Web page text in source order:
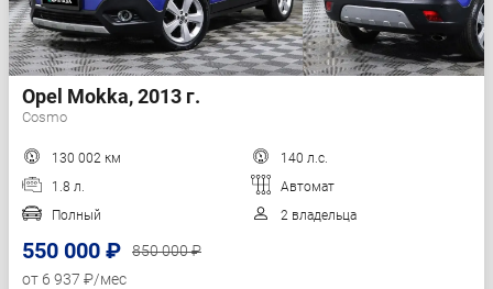
Opel Mokka, 2013 г.
Cosmo
130 002 км
140 л.с.
1.8 л.
Автомат
Полный
2 владельца
550 000 ₽
850 000 ₽
от 6 937 ₽/мес